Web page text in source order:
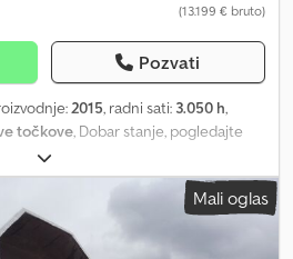
(13.199 € bruto)
Pozvati
2015, radni sati: 3.050 h,
točkove , Dobar stanje, pogledajte
Lokacija: 5662 Hauserdorf,
Af Eeha
Mali oglas